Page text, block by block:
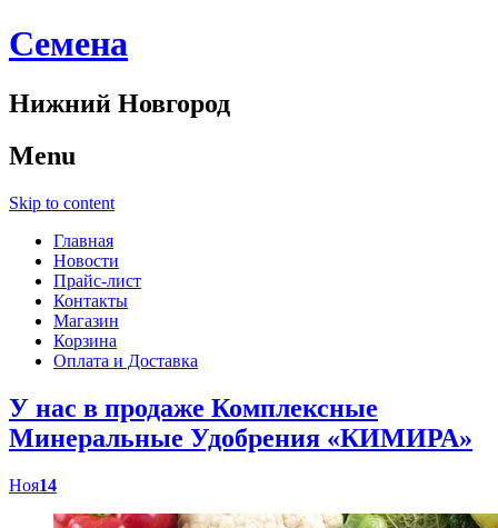
Cемена
Нижний Новгород
Menu
Skip to content
Главная
Новости
Прайс-лист
Контакты
Магазин
Корзина
Оплата и Доставка
У нас в продаже Комплексные
Минеральные Удобрения «КИМИРА»
Ноя14